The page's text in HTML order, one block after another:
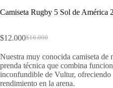
Camiseta Rugby 5 Sol de América
$16.000
El
original
era:
$16.000.
$12.000El
actual
es:
$12.000.
Nuestra muy conocida camiseta de
prenda técnica que combina
inconfundible de Vultur,
rendimiento en la arena.